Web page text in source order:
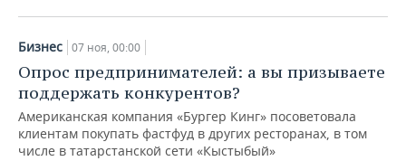
Бизнес 07 ноя, 00:00
Опрос предпринимателей: а вы призываете
поддержать конкурентов?
Американская компания «Бургер Кинг» посоветовала
клиентам покупать фастфуд в других ресторанах, в том
числе в татарстанской сети «Кыстыбый»